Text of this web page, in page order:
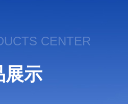
CENTER
展示